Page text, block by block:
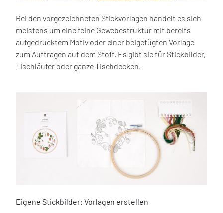
Bei den vorgezeichneten Stickvorlagen handelt es sich
meistens um eine feine Gewebestruktur mit bereits
aufgedrucktem Motiv oder einer beigefügten Vorlage
zum Auftragen auf dem Stoff. Es gibt sie für Stickbilder,
Tischläufer oder ganze Tischdecken.
Eigene Stickbilder: Vorlagen erstellen